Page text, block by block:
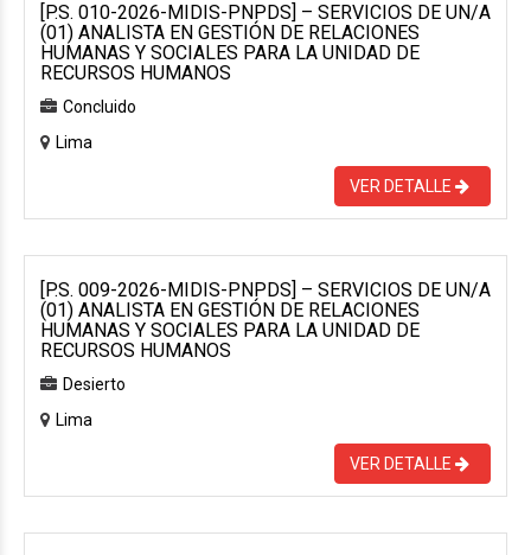
[P.S. 010-2026-MIDIS-PNPDS] – SERVICIOS DE UN/A
(01) ANALISTA EN GESTIÓN DE RELACIONES
HUMANAS Y SOCIALES PARA LA UNIDAD DE
RECURSOS HUMANOS
Concluido
Lima
VER DETALLE
[P.S. 009-2026-MIDIS-PNPDS] – SERVICIOS DE UN/A
(01) ANALISTA EN GESTIÓN DE RELACIONES
HUMANAS Y SOCIALES PARA LA UNIDAD DE
RECURSOS HUMANOS
Desierto
Lima
VER DETALLE